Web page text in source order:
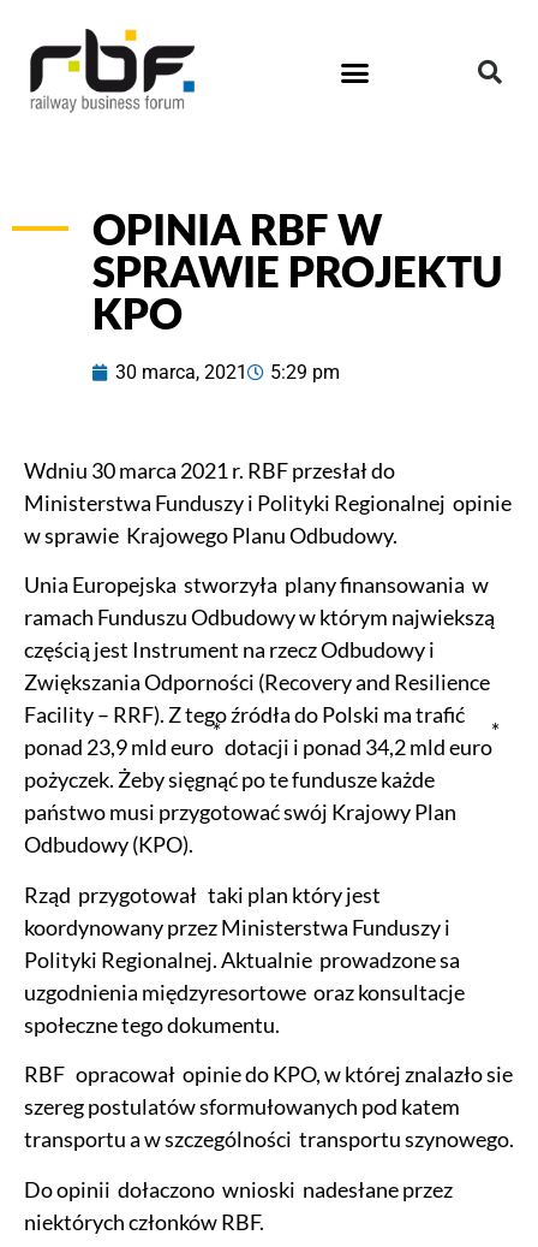
OPINIA RBF W
SPRAWIE PROJEKTU
KPO
30 marca, 2021 5:29 pm
Wdniu 30 marca 2021 r. RBF przesłał do
Ministerstwa Funduszy i Polityki Regionalnej opinie
w sprawie Krajowego Planu Odbudowy.
Unia Europejska stworzyła plany finansowania w
ramach Funduszu Odbudowy w którym najwiekszą
częścią jest Instrument na rzecz Odbudowy i
Zwiększania Odporności (Recovery and Resilience
Facility – RRF). Z tego źródła do Polski ma trafić
ponad 23,9 mld euro
*
dotacji i ponad 34,2 mld euro
*
pożyczek. Żeby sięgnąć po te fundusze każde
państwo musi przygotować swój Krajowy Plan
Odbudowy (KPO).
Rząd przygotował taki plan który jest
koordynowany przez Ministerstwa Funduszy i
Polityki Regionalnej. Aktualnie prowadzone sa
uzgodnienia międzyresortowe oraz konsultacje
społeczne tego dokumentu.
RBF opracował opinie do KPO, w której znalazło sie
szereg postulatów sformułowanych pod katem
transportu a w szczególności transportu szynowego.
Do opinii dołaczono wnioski nadesłane przez
niektórych członków RBF.